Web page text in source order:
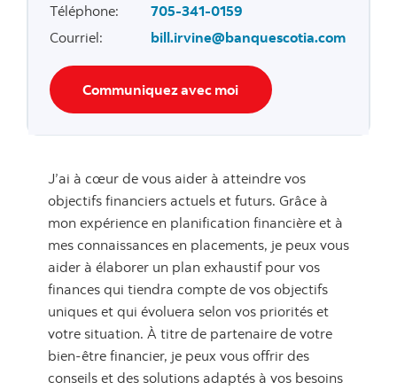
Téléphone:
705-341-0159
Courriel: bill.irvine@banquescotia.com
Communiquez avec moi
J’ai à cœur de vous aider à atteindre vos
objectifs financiers actuels et futurs. Grâce à
mon expérience en planification financière et à
mes connaissances en placements, je peux vous
aider à élaborer un plan exhaustif pour vos
finances qui tiendra compte de vos objectifs
uniques et qui évoluera selon vos priorités et
votre situation. À titre de partenaire de votre
bien-être financier, je peux vous offrir des
conseils et des solutions adaptés à vos besoins